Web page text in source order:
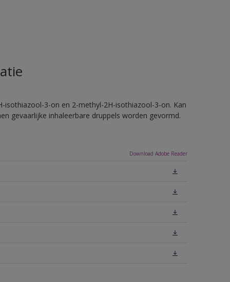
isothiazool-3-on en 2-methyl-2H-isothiazool-3-on. Kan
gevaarlijke inhaleerbare druppels worden gevormd.
Download Adobe Reader